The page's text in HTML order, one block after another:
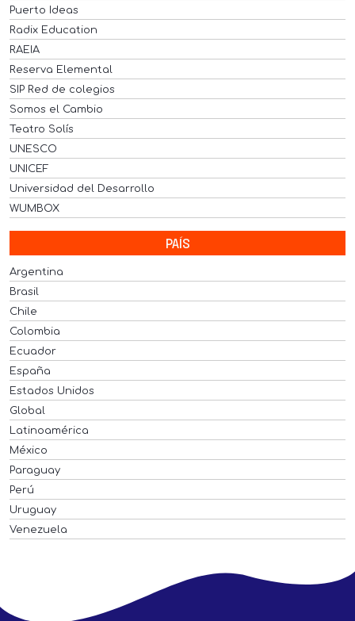
Puerto Ideas
Radix Education
RAEIA
Reserva Elemental
SIP Red de colegios
Somos el Cambio
Teatro Solís
UNESCO
UNICEF
Universidad del Desarrollo
WUMBOX
PAÍS
Argentina
Brasil
Chile
Colombia
Ecuador
España
Estados Unidos
Global
Latinoamérica
México
Paraguay
Perú
Uruguay
Venezuela